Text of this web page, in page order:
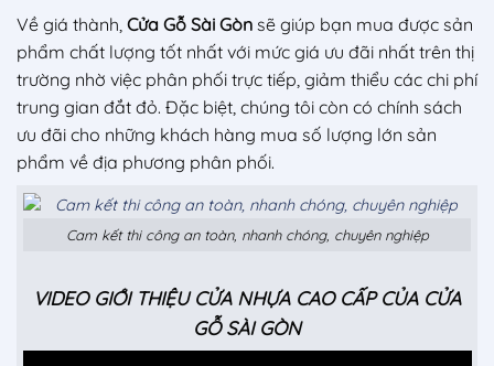
Về giá thành, Cửa Gỗ Sài Gòn sẽ giúp bạn mua được sản
phẩm chất lượng tốt nhất với mức giá ưu đãi nhất trên thị
trường nhờ việc phân phối trực tiếp, giảm thiểu các chi phí
trung gian đắt đỏ. Đặc biệt, chúng tôi còn có chính sách
ưu đãi cho những khách hàng mua số lượng lớn sản
phẩm về địa phương phân phối.
Cam kết thi công an toàn, nhanh chóng, chuyên nghiệp
VIDEO GIỚI THIỆU CỬA NHỰA CAO CẤP CỦA CỬA
GỖ SÀI GÒN